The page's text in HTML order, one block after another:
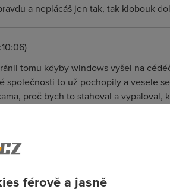
a neplácáš jen tak, tak klobouk
tomu kdyby windows vyšel na
společnosti to už pochopily a vesele
proč bych to stahoval a
xp, jenže to by nesměl bejt Microsoft
z penězma problém mít nebudeš,
také že?:-)))
férově a jasně